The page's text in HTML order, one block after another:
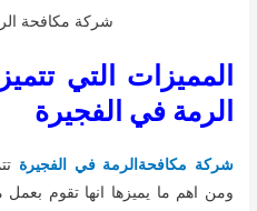
شركة مكافحة
المميزات التي
الرمة في الفجيرة
شركة مكافحةالرمة في الفجيرة
ومن اهم ما يميزها انها تقوم